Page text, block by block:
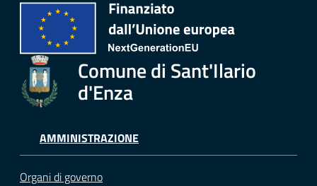
Segnalazioni
g
o
Tutti
Comune di Sant'Ilario
d'Enza
AMMINISTRAZIONE
Organi di governo